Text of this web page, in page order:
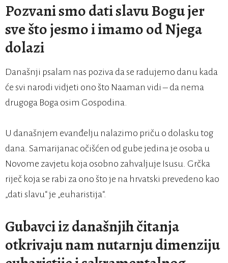
Pozvani smo dati slavu Bogu jer
sve što jesmo i imamo od Njega
dolazi
Današnji psalam nas poziva da se radujemo danu kada
će svi narodi vidjeti ono što Naaman vidi – da nema
drugoga Boga osim Gospodina.
U današnjem evanđelju nalazimo priču o dolasku tog
dana. Samarijanac očišćen od gube jedina je osoba u
Novome zavjetu koja osobno zahvaljuje Isusu. Grčka
riječ koja se rabi za ono što je na hrvatski prevedeno kao
„dati slavu“ je „euharistija“.
Gubavci iz današnjih čitanja
otkrivaju nam nutarnju dimenziju